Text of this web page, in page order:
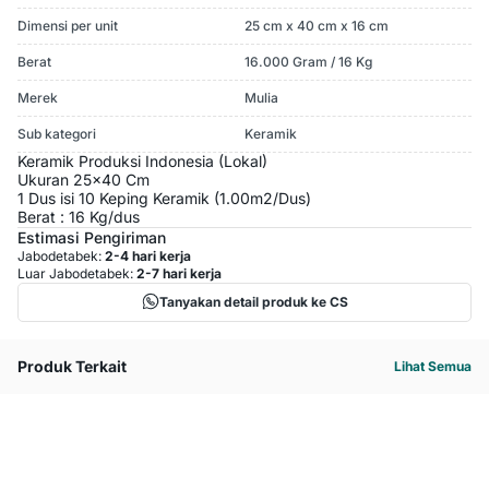
Dimensi per unit 25 cm x 40 cm x 16 cm
Berat 16.000 Gram / 16 Kg
Merek Mulia
Sub kategori Keramik
Keramik Produksi Indonesia (Lokal)
Ukuran 25x40 Cm
1 Dus isi 10 Keping Keramik (1.00m2/Dus)
Berat : 16 Kg/dus
Estimasi Pengiriman
Jabodetabek: 2-4 hari kerja
Luar Jabodetabek: 2-7 hari kerja
Tanyakan detail produk ke CS
Produk Terkait Lihat Semua